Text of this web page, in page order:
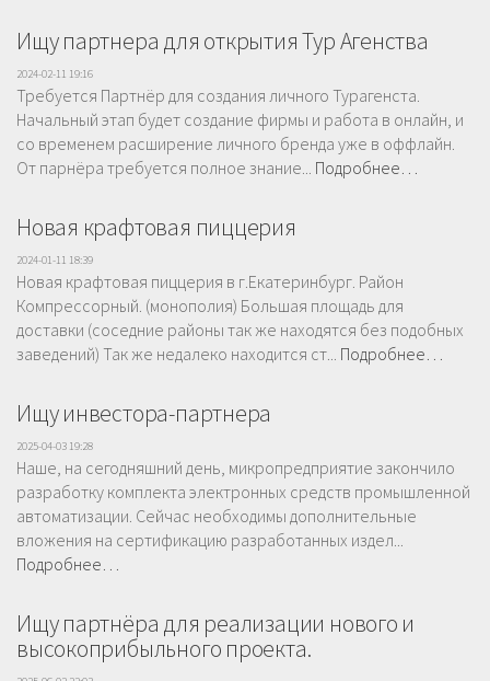
Ищу партнера для открытия Тур Агенства
2024-02-11 19:16
Требуется Партнёр для создания личного Турагенста.
Начальный этап будет создание фирмы и работа в онлайн, и
со временем расширение личного бренда уже в оффлайн.
От парнёра требуется полное знание... Подробнее…
Новая крафтовая пиццерия
2024-01-11 18:39
Новая крафтовая пиццерия в г.Екатеринбург. Район
Компрессорный. (монополия) Большая площадь для
доставки (соседние районы так же находятся без подобных
заведений) Так же недалеко находится ст... Подробнее…
Ищу инвестора-партнера
2025-04-03 19:28
Наше, на сегодняшний день, микропредприятие закончило
разработку комплекта электронных средств промышленной
автоматизации. Сейчас необходимы дополнительные
вложения на сертификацию разработанных издел...
Подробнее…
Ищу партнёра для реализации нового и
высокоприбыльного проекта.